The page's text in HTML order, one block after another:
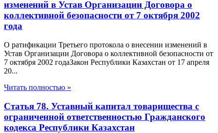
изменений в Устав Организации Договора о
коллективной безопасности от 7 октября 2002
года
О ратификации Третьего протокола о внесении изменений в
Устав Организации Договора о коллективной безопасности от
7 октября 2002 годаЗакон Республики Казахстан от 17 апреля
20...
Читать полностью »
Статья 78. Уставный капитал товарищества с
ограниченной ответственностью Гражданского
кодекса Республики Казахстан